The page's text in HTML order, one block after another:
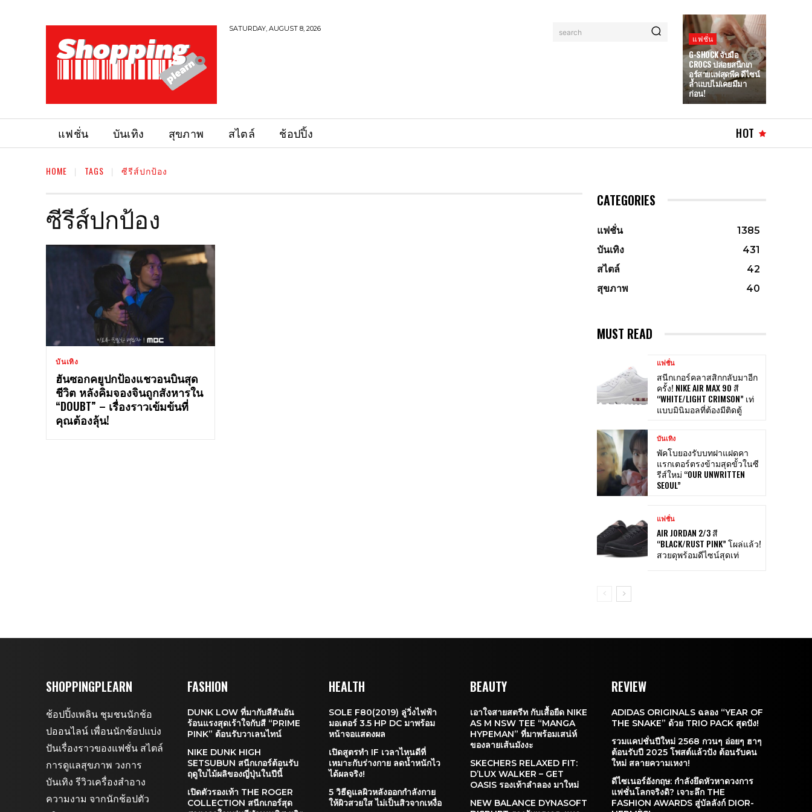
SATURDAY, AUGUST 8, 2026 search
แฟชั่น
G-SHOCK จับมือ
CROCS ปล่อยสนีกเก
อร์สายแฟสุดพีค ดีไซน์
ล้ำแบบไม่เคยมีมา
ก่อน!
แฟชั่น บันเทิง สุขภาพ สไตล์ ช้อปปิ้ง HOT
HOME TAGS ซีรีส์ปกป้อง
ซีรีส์ปกป้อง
บันเทิง
ฮันซอกคยูปกป้องแชวอนบินสุด
ชีวิต หลังคิมจองจินถูกสังหารใน
“DOUBT” – เรื่องราวเข้มข้นที่
คุณต้องลุ้น!
CATEGORIES
แฟชั่น
1385
บันเทิง
431
สไตล์
42
สุขภาพ
40
MUST READ
แฟชั่น
สนีกเกอร์คลาสสิกกลับมาอีก
ครั้ง! NIKE AIR MAX 90 สี
“WHITE/LIGHT CRIMSON” เท่
แบบมินิมอลที่ต้องมีติดตู้
บันเทิง
พัคโบยองรับบทฝาแฝดคา
แรกเตอร์ตรงข้ามสุดขั้วในซี
รีส์ใหม่ “OUR UNWRITTEN
SEOUL”
แฟชั่น
AIR JORDAN 2/3 สี
“BLACK/RUST PINK” โผล่แล้ว!
สวยดุพร้อมดีไซน์สุดเท่
SHOPPINGPLEARN
ช้อปปิ้งเพลิน ชุมชนนักช้อ
ปออนไลน์ เพื่อนนักช้อปแบ่ง
ปันเรื่องราวของแฟชั่น สไตล์
การดูแลสุขภาพ วงการ
บันเทิง รีวิวเครื่องสำอาง
ความงาม จากนักช้อปตัว
FASHION
DUNK LOW ที่มากับสีสันอัน
ร้อนแรงสุดเร้าใจกับสี “PRIME
PINK” ต้อนรับวาเลนไทน์
NIKE DUNK HIGH
SETSUBUN สนีกเกอร์ต้อนรับ
ฤดูใบไม้ผลิของญี่ปุ่นในปีนี้
เปิดตัวรองเท้า THE ROGER
COLLECTION สนีกเกอร์สุด
HEALTH
SOLE F80(2019) ลู่วิ่งไฟฟ้า
มอเตอร์ 3.5 HP DC มาพร้อม
หน้าจอแสดงผล
เปิดสูตรทำ IF เวลาไหนดีที่
เหมาะกับร่างกาย ลดน้ำหนักไว
ได้ผลจริง!
5 วิธีดูแลผิวหลังออกกำลังกาย
ให้ผิวสวยใส ไม่เป็นสิวจากเหงื่อ
BEAUTY
เอาใจสายสตรีท กับเสื้อยืด NIKE
AS M NSW TEE “MANGA
HYPEMAN” ที่มาพร้อมเสน่ห์
ของลายเส้นมังงะ
SKECHERS RELAXED FIT:
D’LUX WALKER – GET
OASIS รองเท้าลำลอง มาใหม่
NEW BALANCE DYNASOFT
REVIEW
ADIDAS ORIGINALS ฉลอง “YEAR OF
THE SNAKE” ด้วย TRIO PACK สุดปัง!
รวมแคปชั่นปีใหม่ 2568 กวนๆ อ่อยๆ ฮาๆ
ต้อนรับปี 2025 โพสต์แล้วปัง ต้อนรับคน
ใหม่ สลายความเหงา!
ดีไซเนอร์อังกฤษ: กำลังยึดหัวหาดวงการ
แฟชั่นโลกจริงดิ? เจาะลึก THE
FASHION AWARDS สู่บัลลังก์ DIOR-